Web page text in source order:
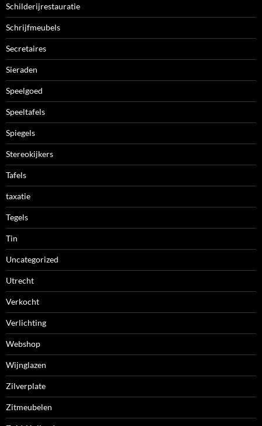
Schilderijrestauratie
Schrijfmeubels
Secretaires
Sieraden
Speelgoed
Speeltafels
Spiegels
Stereokijkers
Tafels
taxatie
Tegels
Tin
Uncategorized
Utrecht
Verkocht
Verlichting
Webshop
Wijnglazen
Zilverplate
Zitmeubelen